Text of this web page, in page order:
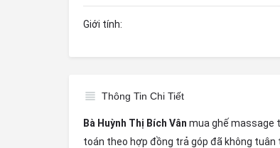
Giới tính:
Thông Tin Chi Tiết
Bà Huỳnh Thị Bích Vân mua ghế massage
toán theo hợp đồng trả góp đã không